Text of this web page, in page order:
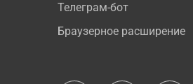
Телеграм-бот
Браузерное расширение